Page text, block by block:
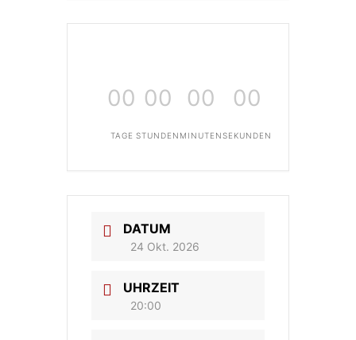
00
TAGE
00
STUNDEN
00
MINUTEN
00
SEKUNDEN
DATUM
24 Okt. 2026
UHRZEIT
20:00